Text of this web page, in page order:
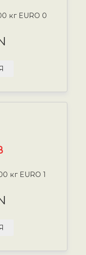
кг EURO 0
кг EURO 1